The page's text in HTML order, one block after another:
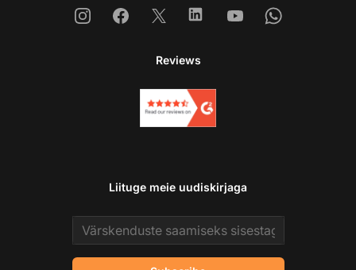
InstagramFacebook
X LinkedinYoutubeWhatsapp
Reviews
Liituge meie uudiskirjaga
Email address